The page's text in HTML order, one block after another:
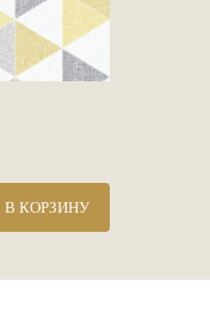
В КОРЗИНУ